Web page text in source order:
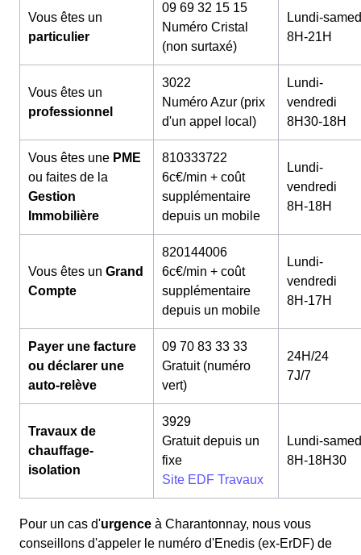
Vous êtes un
particulier
09 69 32 15 15
Numéro Cristal
(non surtaxé)
Lundi-
8H-21H
Vous êtes un
professionnel
3022
Numéro Azur (prix
d'un appel local)
Lundi-
vendredi
8H30-18H
Vous êtes une PME
ou faites de la
Gestion
Immobilière
810333722
6c€/min + coût
supplémentaire
depuis un mobile
Lundi-
vendredi
8H-18H
Vous êtes un Grand
Compte
820144006
6c€/min + coût
supplémentaire
depuis un mobile
Lundi-
vendredi
8H-17H
Payer une facture
ou déclarer une
auto-relève
09 70 83 33 33
Gratuit (numéro
vert)
24H/24
7J/7
Travaux de
chauffage-
isolation
3929
Gratuit depuis un
fixe
Site EDF Travaux
Lundi-
8H-18H30
Pour un cas d'urgence à Charantonnay, nous vous
conseillons d'appeler le numéro d'Enedis (ex-ErDF) de